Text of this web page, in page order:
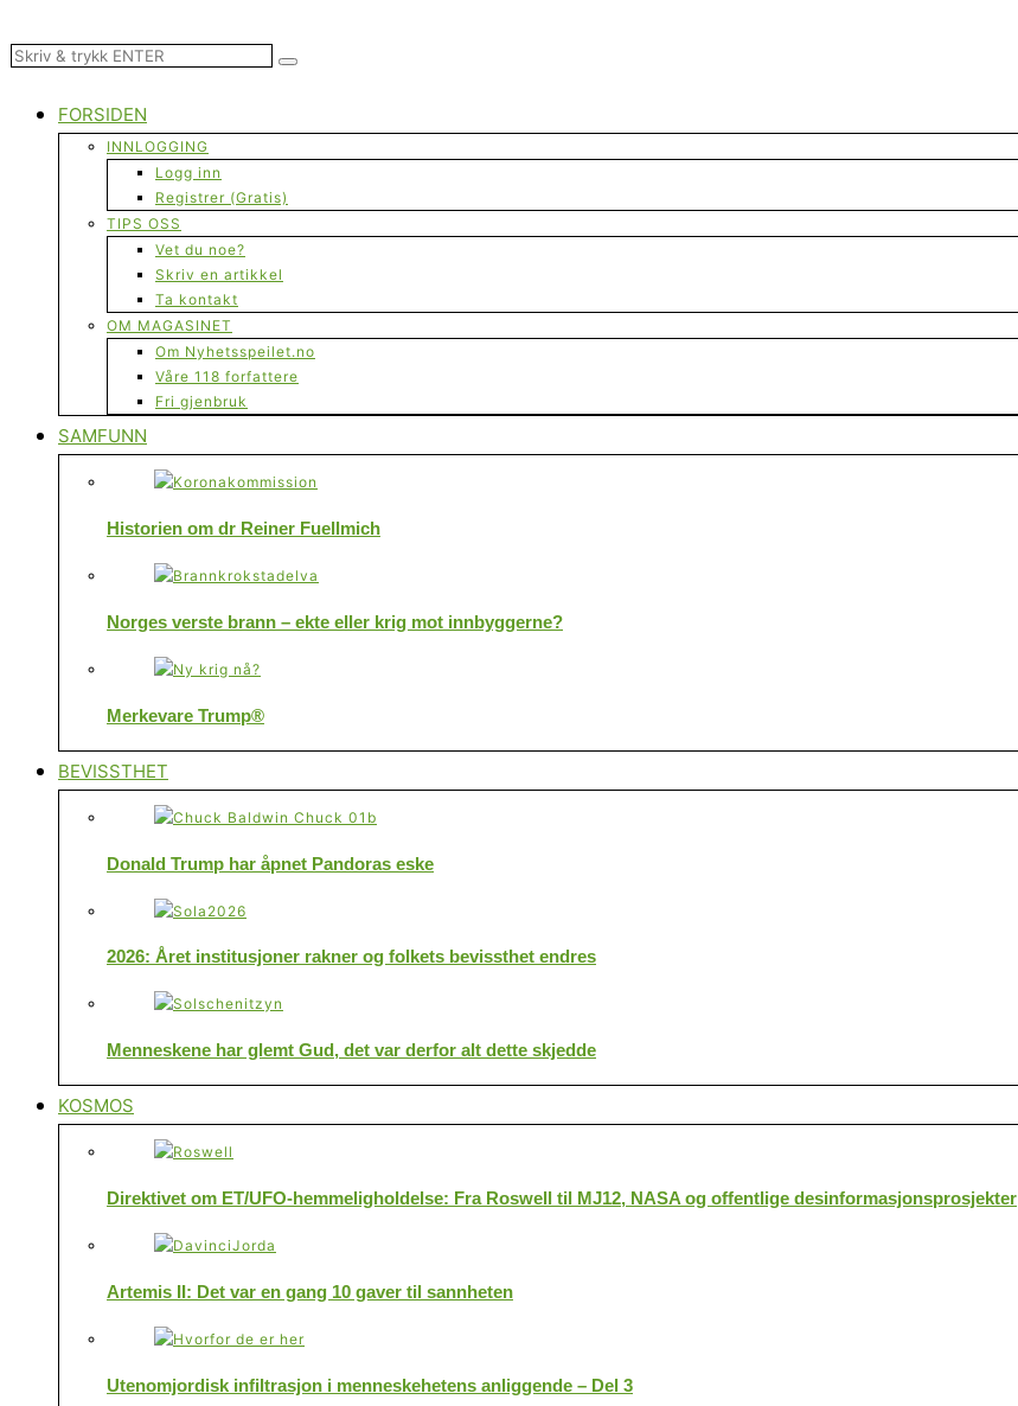
FORSIDEN
INNLOGGING
Logg inn
Registrer (Gratis)
TIPS OSS
Vet du noe?
Skriv en artikkel
Ta kontakt
OM MAGASINET
Om Nyhetsspeilet.no
Våre 118 forfattere
Fri gjenbruk
SAMFUNN
Historien om dr Reiner Fuellmich
Norges verste brann – ekte eller krig mot innbyggerne?
Merkevare Trump®
BEVISSTHET
Donald Trump har åpnet Pandoras eske
2026: Året institusjoner rakner og folkets bevissthet endres
Menneskene har glemt Gud, det var derfor alt dette skjedde
KOSMOS
Direktivet om ET/UFO-hemmeligholdelse: Fra Roswell til MJ12, NASA og offentlige desinformasjonsprosjekter
Artemis II: Det var en gang 10 gaver til sannheten
Utenomjordisk infiltrasjon i menneskehetens anliggende – Del 3